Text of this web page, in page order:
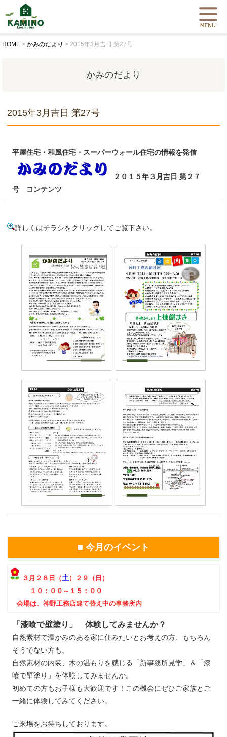
HOME >かみのだより >2015年3月吉日 第27号
かみのだより
2015年3月吉日 第27号
平屋住宅・和風住宅・スーパーウォール住宅の情報を発信
２０１５年３月吉日 第２７
号 コンテンツ
詳しくはチラシをクリックしてご覧下さい。
■ 今月のイベント
３月２８日（土）２９（日）
１０：００～１５：００
会場は、神野工務店建て替え中の事務所内
「漆喰で壁塗り」 体験してみませんか？
自然素材で温かみのある家に住みたいとお考えの方、もちろん
そうでない方も。
自然素材の内装、木の温もりを感じる「新事務所見学」＆「漆
喰で壁塗り」を体験してみませんか。
初めての方もお子様も大歓迎です！この機会にぜひご家族とご
一緒に体験してみてください。
ご来場をお待ちしております。